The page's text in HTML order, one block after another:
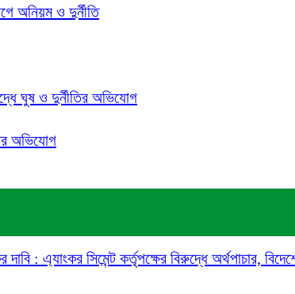
অনিয়ম ও দুর্নীতি
ঘুষ ও দুর্নীতির অভিযোগ
অভিযোগ
: এ্যাংকর সিমেন্ট কর্তৃপক্ষের বিরুদ্ধে অর্থপাচার,